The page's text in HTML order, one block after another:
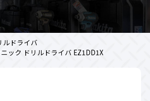
ルドライバ
ック ドリルドライバ EZ1DD1X